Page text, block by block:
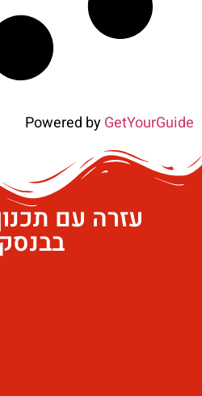
Powered byGetYourGuide
עזרה עם